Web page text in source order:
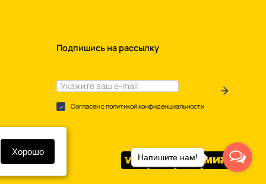
Подпишись на рассылку
Согласен с политикой конфиденциальности
Хорошо Напишите нам!